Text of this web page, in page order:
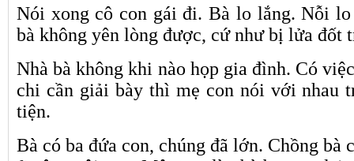
Nói xong cô con gái đi. Bà lo lắng. Nỗi
bà không yên lòng được, cứ như bị lửa đốt
Nhà bà không khi nào họp gia đình. Có
chi cần giải bày thì mẹ con nói với nhau
tiện.
Bà có ba đứa con, chúng đã lớn. Chồng bà